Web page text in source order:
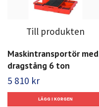
Till produkten
Maskintransportör med
dragstång 6 ton
5 810 kr